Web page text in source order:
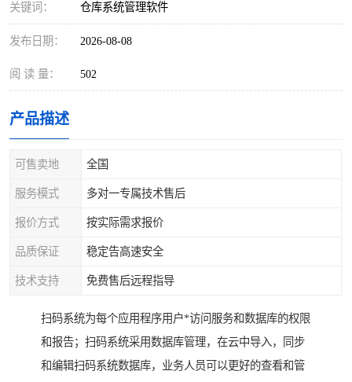
关键词： 仓库系统管理软件
发布日期： 2026-08-08
阅 读 量： 502
产品描述
可售卖地 全国
服务模式 多对一专属技术售后
报价方式 按实际需求报价
品质保证 稳定告高速安全
技术支持 免费售后远程指导
扫码系统为每个应用程序用户*访问服务和数据库的权限
和报告；扫码系统采用数据库管理，在云中导入，同步
和编辑扫码系统数据库，业务人员可以更好的查看和管